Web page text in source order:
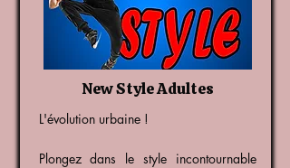
New Style Adultes
L'évolution urbaine !
Plongez dans le style incontournable